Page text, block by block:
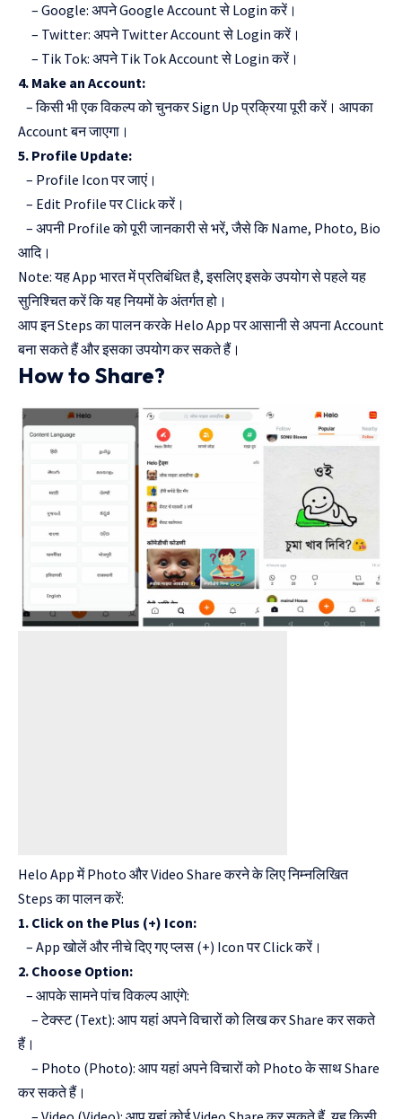
– Google: अपने Google Account से Login करें।
– Twitter: अपने Twitter Account से Login करें।
– Tik Tok: अपने Tik Tok Account से Login करें।
4. Make an Account:
– किसी भी एक विकल्प को चुनकर Sign Up प्रक्रिया पूरी करें। आपका
Account बन जाएगा।
5. Profile Update:
– Profile Icon पर जाएं।
– Edit Profile पर Click करें।
– अपनी Profile को पूरी जानकारी से भरें, जैसे कि Name, Photo, Bio
आदि।
Note: यह App भारत में प्रतिबंधित है, इसलिए इसके उपयोग से पहले यह
सुनिश्चित करें कि यह नियमों के अंतर्गत हो।
आप इन Steps का पालन करके Helo App पर आसानी से अपना Account
बना सकते हैं और इसका उपयोग कर सकते हैं।
How to Share?
Helo App में Photo और Video Share करने के लिए निम्नलिखित
Steps का पालन करें:
1. Click on the Plus (+) Icon:
– App खोलें और नीचे दिए गए प्लस (+) Icon पर Click करें।
2. Choose Option:
– आपके सामने पांच विकल्प आएंगे:
– टेक्स्ट (Text): आप यहां अपने विचारों को लिख कर Share कर सकते
हैं।
– Photo (Photo): आप यहां अपने विचारों को Photo के साथ Share
कर सकते हैं।